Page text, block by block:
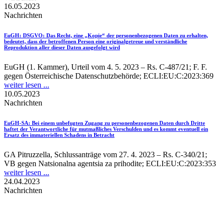
16.05.2023
Nachrichten
EuGH: DSGVO: Das Recht, eine „Kopie“ der personenbezogenen Daten zu erhalten,
bedeutet, dass der betroffenen Person eine originalgetreue und verständliche
Reproduktion aller dieser Daten ausgefolgt wird
EuGH (1. Kammer), Urteil vom 4. 5. 2023 – Rs. C-487/21; F. F.
gegen Österreichische Datenschutzbehörde; ECLI:EU:C:2023:369
weiter lesen ...
10.05.2023
Nachrichten
EuGH-SA: Bei einem unbefugten Zugang zu personenbezogenen Daten durch Dritte
haftet der Verantwortliche für mutmaßliches Verschulden und es kommt eventuell ein
Ersatz des immateriellen Schadens in Betracht
GA Pitruzzella, Schlussanträge vom 27. 4. 2023 – Rs. C-340/21;
VB gegen Natsionalna agentsia za prihodite; ECLI:EU:C:2023:353
weiter lesen ...
24.04.2023
Nachrichten